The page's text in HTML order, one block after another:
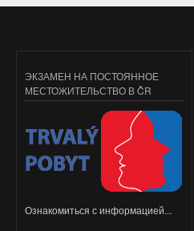
ЭКЗАМЕН НА ПОСТОЯННОЕ
МЕСТОЖИТЕЛЬСТВО В ČR
Ознакомиться с информацией...